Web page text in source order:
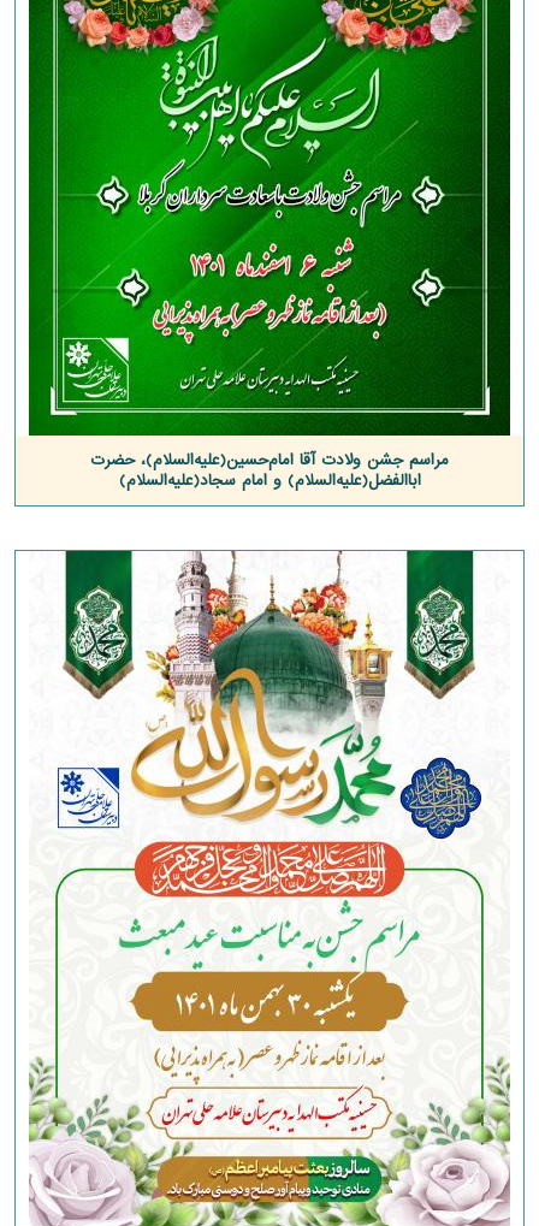
مراسم جشن ولادت آقا امام‌حسین(علیه‌السلام)، حضرت
اباالفضل(علیه‌السلام) و امام سجاد(علیه‌السلام)